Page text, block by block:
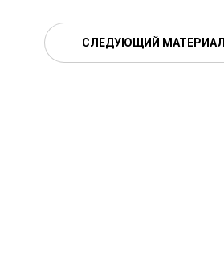
СЛЕДУЮЩИЙ МАТЕРИАЛ